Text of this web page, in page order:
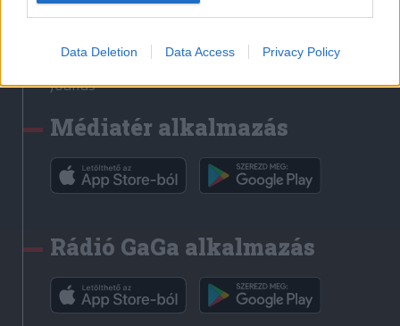
Data Deletion Data Access Privacy Policy
Főtér
Rádió GaGa
Jóállás
Médiatér alkalmazás
Rádió GaGa alkalmazás